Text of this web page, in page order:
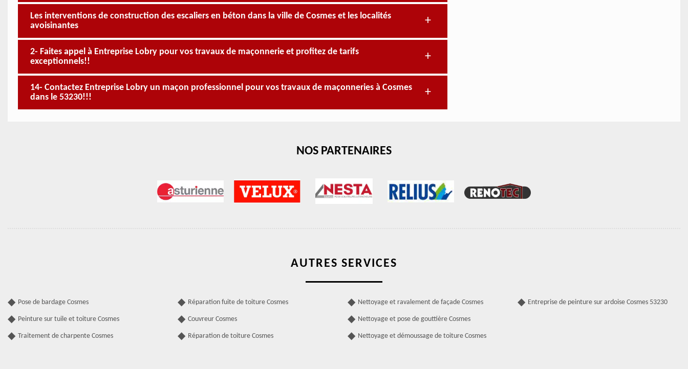
Les interventions de construction des escaliers en béton dans la ville de Cosmes et les localités
avoisinantes
2- Faites appel à Entreprise Lobry pour vos travaux de maçonnerie et profitez de tarifs
exceptionnels!!
14- Contactez Entreprise Lobry un maçon professionnel pour vos travaux de maçonneries à Cosmes
dans le 53230!!!
NOS PARTENAIRES
AUTRES SERVICES
Pose de bardage Cosmes
Peinture sur tuile et toiture Cosmes
Traitement de charpente Cosmes
Réparation fuite de toiture Cosmes
Couvreur Cosmes
Réparation de toiture Cosmes
Nettoyage et ravalement de façade Cosmes
Nettoyage et pose de gouttière Cosmes
Nettoyage et démoussage de toiture Cosmes
Entreprise de peinture sur ardoise Cosmes 53230